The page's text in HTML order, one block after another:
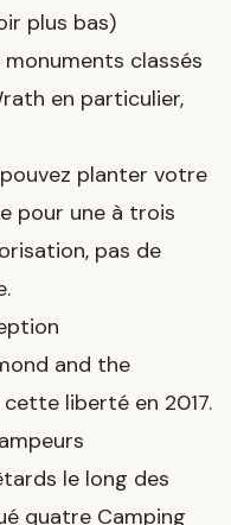
plus bas)
classés
en particulier,
planter votre
pour une à trois
pas de
and the
liberté en 2017.
le long des
quatre Camping